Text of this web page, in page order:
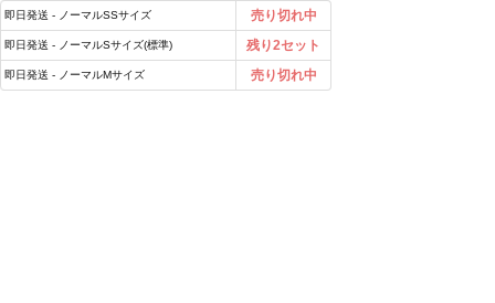
即日発送 - ノーマルSSサイズ 売り切れ中
即日発送 - ノーマルSサイズ(標準) 残り2セット
即日発送 - ノーマルMサイズ 売り切れ中